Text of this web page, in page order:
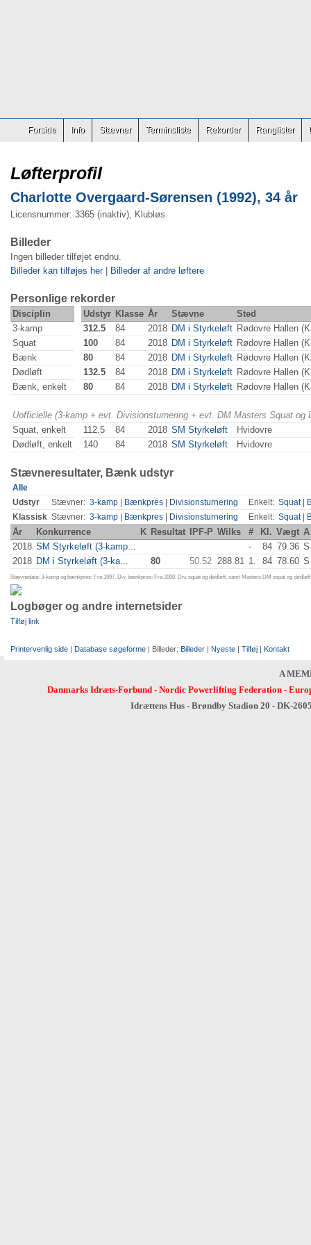
Forside Info Stævner Terminsliste Rekorder Ranglister
Løfterprofil
Charlotte Overgaard-Sørensen (1992), 34 år
Licensnummer: 3365 (inaktiv), Klubløs
Billeder
Ingen billeder tilføjet endnu.
Billeder kan tilføjes her| Billeder af andre løftere
Personlige rekorder
Disciplin Udstyr Klasse År Stævne
Sted
3-kamp
312.5 84 2018 DM i Styrkeløft Rødovre Hallen
Squat
100 84 2018 DM i Styrkeløft Rødovre Hallen
Bænk
80 84 2018 DM i Styrkeløft Rødovre Hallen
Dødløft
132.5 84 2018 DM i Styrkeløft Rødovre Hallen
Bænk, enkelt
80 84 2018 DM i Styrkeløft Rødovre Hallen
Uofficielle (3-kamp + evt. Divisionsturnering + evt. DM Masters Squat
Squat, enkelt
112.5 84 2018 SM Styrkeløft
Hvidovre
Dødløft, enkelt
140 84 2018 SM Styrkeløft Hvidovre
Stævneresultater, Bænk udstyr
Alle
Udstyr
Stævner: 3-kamp Bænkpres Divisionsturnering Enkelt: Squat|
Klassisk Stævner: 3-kamp Bænkpres Divisionsturnering Enkelt: Squat|
År Konkurrence K Resultat IPF-P Wilks # Kl. Vægt A
2018 SM Styrkeløft (3-kamp... - 84 79.36 S
2018 DM i Styrkeløft (3-ka... 80 50.52 288.81 1. 84 78.60 S
Stævnedata: 3-kamp og bænkpres: Fra 1997. Div. bænkpres: Fra 2000. Div. squat og dødløft, samt Masters DM squat og
Logbøger og andre internetsider
Tilføj link
Printervenlig side | Database søgeforme | Billeder: Billeder | Nyeste | Tilføj | Kontakt
A
Danmarks Idræts-Forbund- Nordic Powerlifting Federation-
Idrættens Hus - Brøndby Stadion 20 - DK-